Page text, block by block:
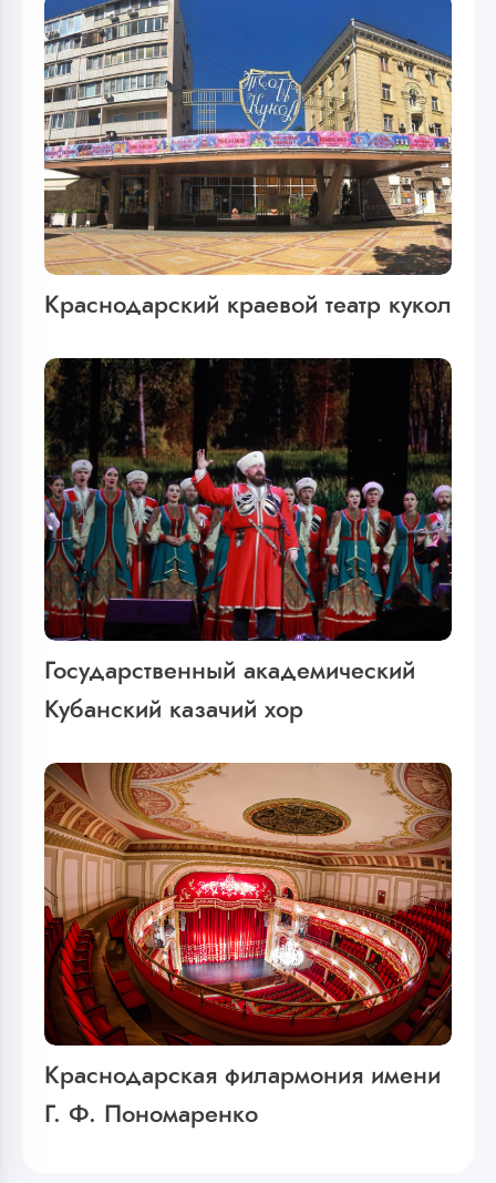
Краснодарский краевой театр кукол
Государственный академический
Кубанский казачий хор
Краснодарская филармония имени
Г. Ф. Пономаренко